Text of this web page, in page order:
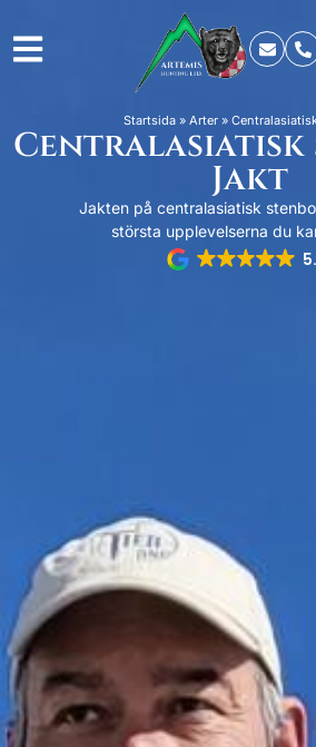
Startsida» Arter»
Centralasiatisk
Jakt
Jakten på centralasiatisk
största upplevelserna du